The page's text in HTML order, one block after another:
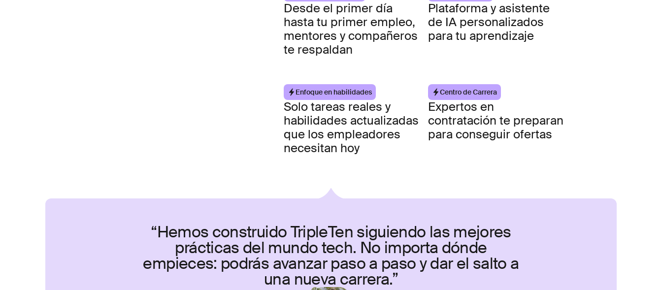
Desde el primer día
hasta tu primer empleo,
mentores y compañeros
te respaldan
Plataforma y asistente
de IA personalizados
para tu aprendizaje
Enfoque en habilidades
Solo tareas reales y
habilidades actualizadas
que los empleadores
necesitan hoy
Centro de Carrera
Expertos en
contratación te preparan
para conseguir ofertas
“Hemos construido TripleTen siguiendo las mejores
prácticas del mundo tech. No importa dónde
empieces: podrás avanzar paso a paso y dar el salto a
una nueva carrera.”